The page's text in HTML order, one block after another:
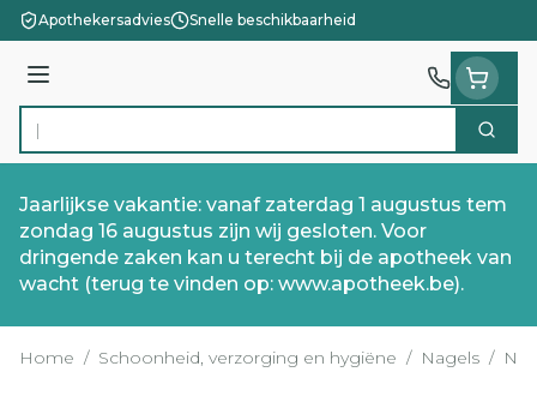
Ga naar de inhoud
Apothekersadvies Snelle beschikbaarheid
Menu
Product, merk, categorie... Zoek
Jaarlijkse vakantie: vanaf zaterdag 1 augustus tem
zondag 16 augustus zijn wij gesloten. Voor
dringende zaken kan u terecht bij de apotheek van
wacht (terug te vinden op: www.apotheek.be).
Home / Schoonheid, verzorging en hygiëne / Nagels /